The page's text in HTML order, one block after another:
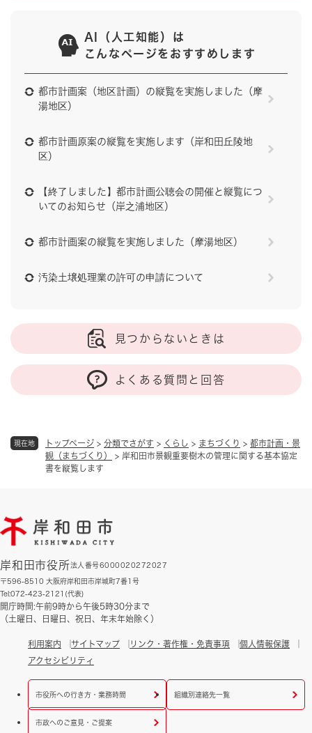
現在地 トップページ > 分類でさがす > くらし > まちづくり > 都市計画・景
観（まちづくり）
> 岸和田市景観重要樹木の管理に関する基本協定
書を縦覧します
AI（人工知能）は
こんなページをおすすめします
都市計画案（地区計画）の縦覧を実施しました（摩
湯地区）
都市計画原案の縦覧を実施します（岸和田丘陵地
区）
【終了しました】都市計画公聴会の開催と縦覧につ
いてのお知らせ（岸之浦地区）
都市計画案の縦覧を実施しました（摩湯地区）
汚染土壌処理業の許可の申請について
見つからないときは
よくある質問と回答
岸和田市役所法人番号6000020272027
〒596-8510 大阪府岸和田市岸城町7番1号
Tel:072-423-2121(代表)
開庁時間:午前9時から午後5時30分まで
（土曜日、日曜日、祝日、年末年始除く）
利用案内 サイトマップ リンク・著作権・免責事項
個人情報保護
アクセシビリティ
市役所への行き方・業務時間 組織別連絡先一覧
市政へのご意見・ご提案